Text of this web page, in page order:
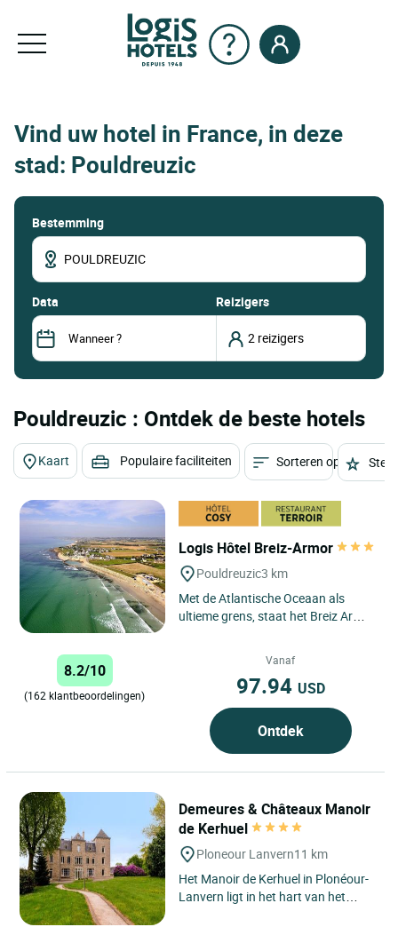
Vind uw hotel in France, in deze
stad: Pouldreuzic
Bestemming
data Reizigers
Pouldreuzic : Ontdek de beste hotels
Kaart Populaire faciliteiten Sorteren op
Logis Hôtel Breiz-Armor
Pouldreuzic3 km
Met de Atlantische Oceaan als
ultieme grens, staat het Breiz Armor
8.2/10
(162 klantbeoordelingen)
Vanaf
97.94 USD
Ontdek
Demeures & Châteaux Manoir
de Kerhuel
Ploneour Lanvern11 km
Het Manoir de Kerhuel in Plonéour-
Lanvern ligt in het hart van het